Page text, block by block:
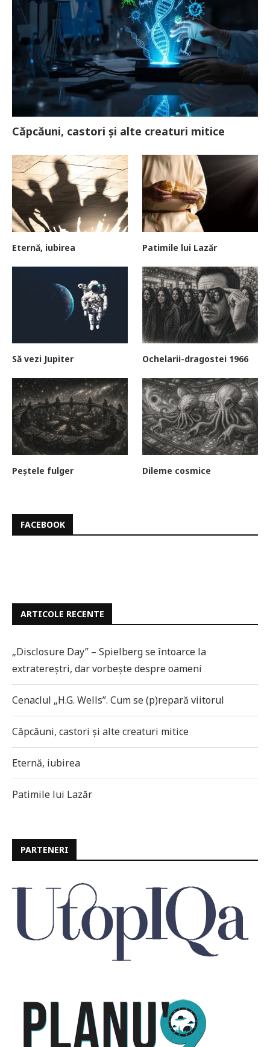
Căpcăuni, castori și alte creaturi mitice
Eternă, iubirea Patimile lui Lazăr
Să vezi Jupiter Ochelarii-dragostei 1966
Peștele fulger Dileme cosmice
FACEBOOK
ARTICOLE RECENTE
„Disclosure Day” – Spielberg se întoarce la
extratereștri, dar vorbește despre oameni
Cenaclul „H.G. Wells”. Cum se (p)repară viitorul
Căpcăuni, castori și alte creaturi mitice
Eternă, iubirea
Patimile lui Lazăr
PARTENERI